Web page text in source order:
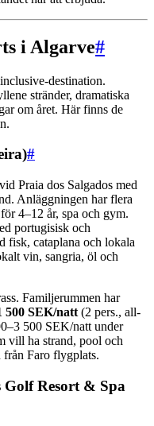
i Algarve#
destination.
stränder, dramatiska
om året. Här finns de
#
Praia dos Salgados med
Anläggningen har flera
4–12 år, spa och gym.
portugisisk och
cataplana och lokala
vin, sangria, öl och
Familjerummen har
500 SEK/natt (2 pers., all-
500 SEK/natt under
vill ha strand, pool och
från Faro flygplats.
Resort & Spa